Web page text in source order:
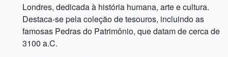
Londres, dedicada à história humana, arte e cultura.
Destaca-se pela coleção de tesouros, incluindo as
famosas Pedras do Patrimônio, que datam de cerca de
3100 a.C.